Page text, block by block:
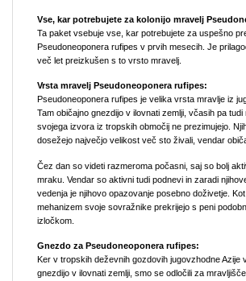
Vse, kar potrebujete za kolonijo mravelj
Ta paket vsebuje vse, kar potrebujete za uspešno
Pseudoneoponera rufipes v prvih mesecih. Je
več let preizkušen s to vrsto mravelj.
Vrsta mravelj Pseudoneoponera rufipes:
Pseudoneoponera rufipes je velika vrsta mravlje iz
Tam običajno gnezdijo v ilovnati zemlji, včasih pa
svojega izvora iz tropskih območij ne prezimujejo.
dosežejo največjo velikost več sto živali, vendar
Čez dan so videti razmeroma počasni, saj so bolj
mraku. Vendar so aktivni tudi podnevi in zaradi
vedenja je njihovo opazovanje posebno doživetje.
mehanizem svoje sovražnike prekrijejo s peni
izločkom.
Gnezdo za Pseudoneoponera rufipes:
Ker v tropskih deževnih gozdovih jugovzhodne Azije
gnezdijo v ilovnati zemlji, smo se odločili za